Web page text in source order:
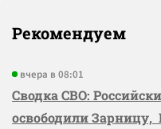
Рекомендуем
вчера в 08:01
Сводка СВО:
освободили